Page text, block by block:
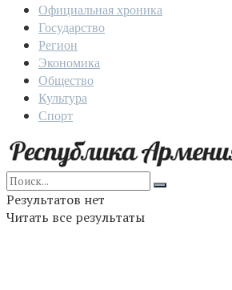
Официальная хроника
Государство
Регион
Экономика
Общество
Культура
Спорт
Результатов нет
Читать все результаты